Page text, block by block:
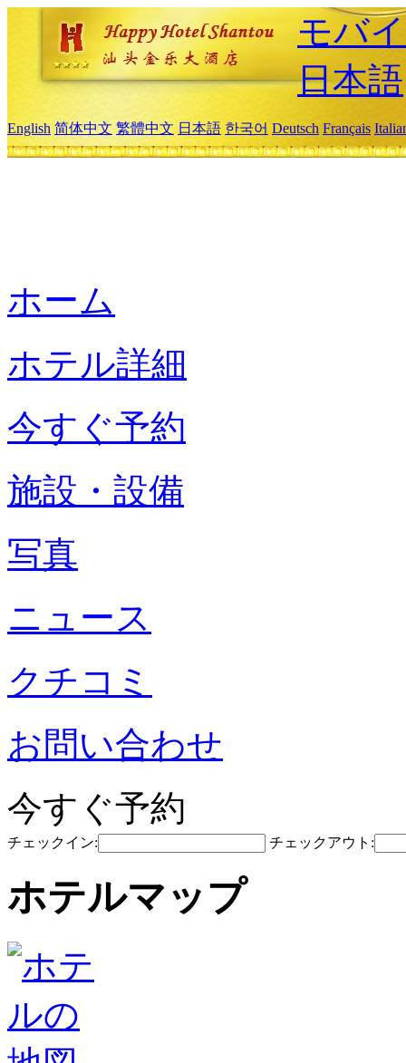
モバ
日本語
English 简体中文 繁體中文 日本語 한국어 Deutsch Français
ホーム
ホテル詳細
今すぐ予約
施設・設備
写真
ニュース
クチコミ
お問い合わせ
今すぐ予約
チェックイン: チェックアウト:
ホテルマップ